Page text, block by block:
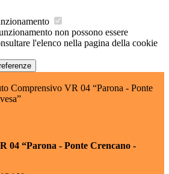
non possono essere
l'elenco nella pagina della cookie
Comprensivo VR 04 “Parona - Ponte
04 “Parona - Ponte Crencano -